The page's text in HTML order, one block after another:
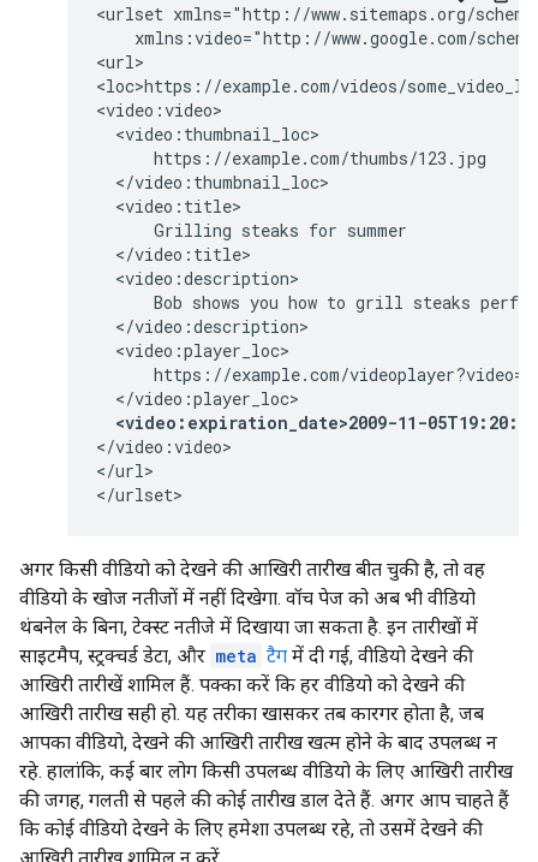
<urlset xmlns="http://www.sitemaps.org/
xmlns:video="http://www.google.com/
<url>
<loc>https://example.com/videos/
<video:video>
  <video:thumbnail_loc>
      https://example.com/thumbs/123.jpg
  </video:thumbnail_loc>
  <video:title>
      Grilling steaks for summer
  </video:title>
  <video:description>
Bob shows you how to grill steaks
  </video:description>
  <video:player_loc>
https://example.com/
  </video:player_loc>
<video:expiration_date>2009-11-
</video:video>
</url>
</urlset>
अगर किसी वीडियो को देखने की आखिरी तारीख बीत चुकी है, तो वह
वीडियो के खोज नतीजों में नहीं दिखेगा. वॉच पेज को अब भी वीडियो
थंबनेल के बिना, टेक्स्ट नतीजे में दिखाया जा सकता है. इन तारीखों में
साइटमैप, स्ट्रक्चर्ड डेटा, और meta टैग में दी गई, वीडियो देखने की
आखिरी तारीखें शामिल हैं. पक्का करें कि हर वीडियो को देखने की
आखिरी तारीख सही हो. यह तरीका खासकर तब कारगर होता है, जब
आपका वीडियो, देखने की आखिरी तारीख खत्म होने के बाद उपलब्ध न
रहे. हालांकि, कई बार लोग किसी उपलब्ध वीडियो के लिए आखिरी तारीख
की जगह, गलती से पहले की कोई तारीख डाल देते हैं. अगर आप चाहते हैं
कि कोई वीडियो देखने के लिए हमेशा उपलब्ध रहे, तो उसमें देखने की
आखिरी तारीख शामिल न करें.